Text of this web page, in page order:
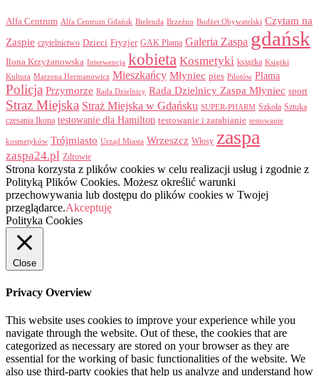
Alfa Centrum Alfa Centrum Gdańsk Bielenda Brzeźno Budżet Obywatelski Czytam na
Zaspie czytelnictwo Dzieci Fryzjer GAK Plama Galeria Zaspa gdańsk
Ilona Krzyżanowska Interwencja kobieta Kosmetyki książka Książki
Kultura Marzena Hermanowicz Mieszkańcy Młyniec pies Pilotów Plama
Policja Przymorze Rada Dzielnicy Rada Dzielnicy Zaspa Młyniec sport
Straz Miejska Straż Miejska w Gdańsku SUPER-PHARM Szkoła Sztuka
czesania Ikona testowanie dla Hamilton testowanie i zarabianie testowanie
kosmetyków Trójmiasto Urząd Miasta Wrzeszcz Włosy zaspa
zaspa24.pl Zdrowie
Strona korzysta z plików cookies w celu realizacji usług i zgodnie z
Polityką Plików Cookies. Możesz określić warunki
przechowywania lub dostępu do plików cookies w Twojej
przeglądarce.Akceptuję
Polityka Cookies
Close
Privacy Overview
This website uses cookies to improve your experience while you
navigate through the website. Out of these, the cookies that are
categorized as necessary are stored on your browser as they are
essential for the working of basic functionalities of the website. We
also use third-party cookies that help us analyze and understand how